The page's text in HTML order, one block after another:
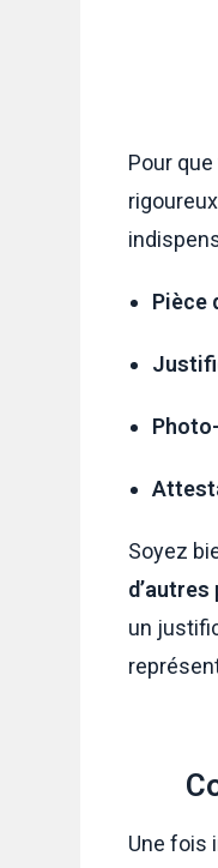
Pour
Pièce
Soyez
un
Une fois